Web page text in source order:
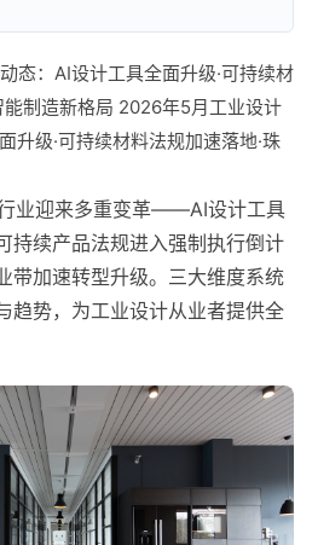
态：AI设计工具全面升级·可持续材
能制造新格局 2026年5月工业设计
升级·可持续材料法规加速落地·珠
业迎来多重变革——AI设计工具
持续产品法规进入强制执行倒计
带加速转型升级。三大维度系统
趋势，为工业设计从业者提供全